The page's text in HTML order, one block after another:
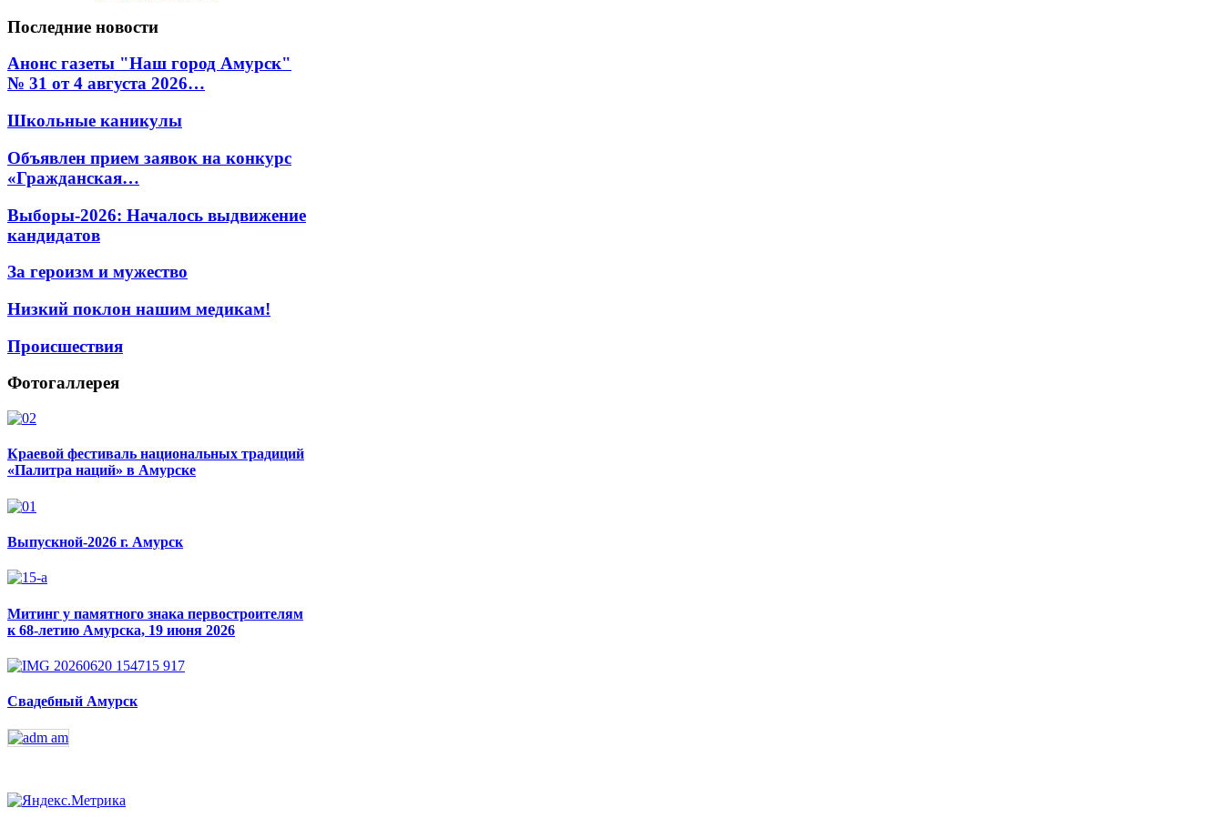
Последние новости
Анонс газеты "Наш город Амурск"
№ 31 от 4 августа 2026…
Школьные каникулы
Объявлен прием заявок на конкурс
«Гражданская…
Выборы-2026: Началось выдвижение
кандидатов
За героизм и мужество
Низкий поклон нашим медикам!
Происшествия
Фотогаллерея
Краевой фестиваль национальных традиций
«Палитра наций» в Амурске
Выпускной-2026 г. Амурск
Митинг у памятного знака первостроителям
к 68-летию Амурска, 19 июня 2026
Свадебный Амурск